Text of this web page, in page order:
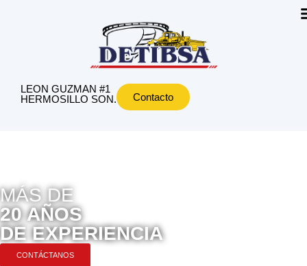
LEON GUZMAN #1
HERMOSILLO SON.
Contacto
MÁS DE
20 AÑOS
DE EXPERIENCIA
CONTÁCTANOS